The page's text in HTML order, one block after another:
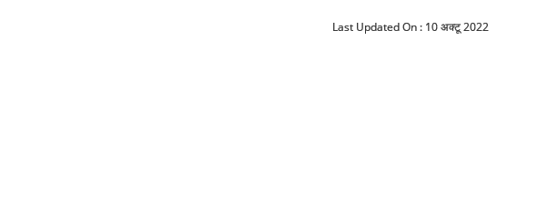
Last Updated On : 10 अक्टू 2022